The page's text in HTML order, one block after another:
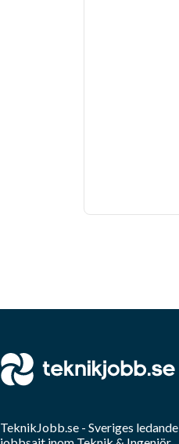
TeknikJobb.se - Sveriges ledande